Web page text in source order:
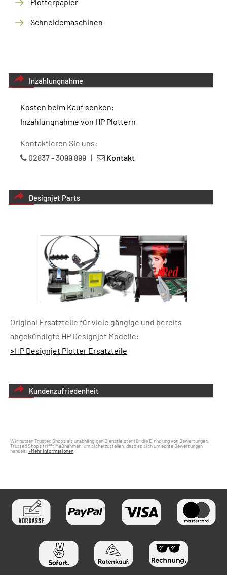
Schneidemaschinen
Inzahlungnahme
Kosten beim Kauf senken:
Inzahlungnahme von HP Plottern
Kontaktieren Sie uns:
02837 - 3099 899 | Kontakt
Designjet Parts
Original Ersatzteile für viele gängige und bereits
abgekündigte HP Designjet Modelle:
»HP Designjet Plotter Ersatzteile
Kundenzufriedenheit
Wir nutzen Trusted Shops als unabhängigen Dienstleister für die Einholung von Bewertungen.
Trusted Shops trifft Maßnahmen, um sicherzustellen, dass es sich um echte Bewertungen
handelt. »Mehr Informationen